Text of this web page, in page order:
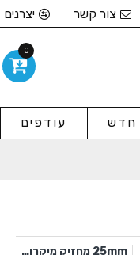
צור קשר יצרנים
חדש עודפים
25mm מחזיק מיקרופון
0